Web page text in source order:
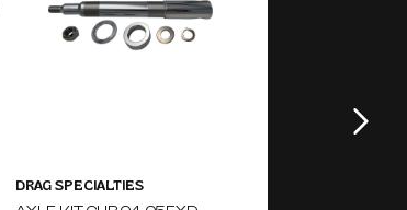
DRAG SPECIALTIES